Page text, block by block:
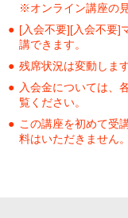
※オンライン講座の
[入会不要][入会不要]
講できます。
残席状況は変動しま
入会金については、
覧ください。
この講座を初めて受
料はいただきません。